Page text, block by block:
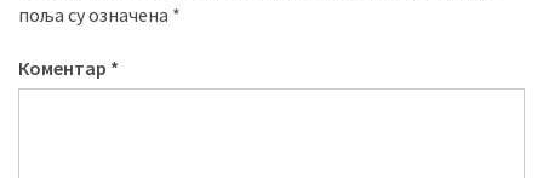
поља су означена *
Коментар *